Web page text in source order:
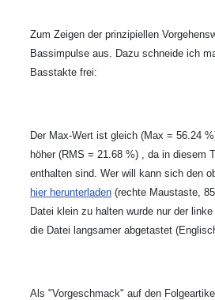
Zum Zeigen der prinzipiellen
Bassimpulse aus. Dazu schneide ich
Basstakte frei:
Der Max-Wert ist gleich (Max = 56.24
höher (RMS = 21.68 %) , da in diesem
enthalten sind. Wer will kann sich den
hier herunterladen (rechte Maustaste,
Datei klein zu halten wurde nur der
die Datei langsamer abgetastet
Als "Vorgeschmack" auf den